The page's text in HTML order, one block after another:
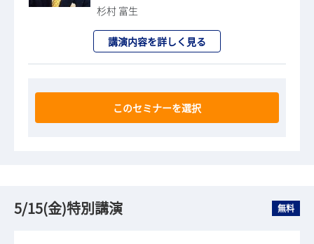
杉村 富生
講演内容を詳しく見る
このセミナーを選択
5/15(金)特別講演 無料